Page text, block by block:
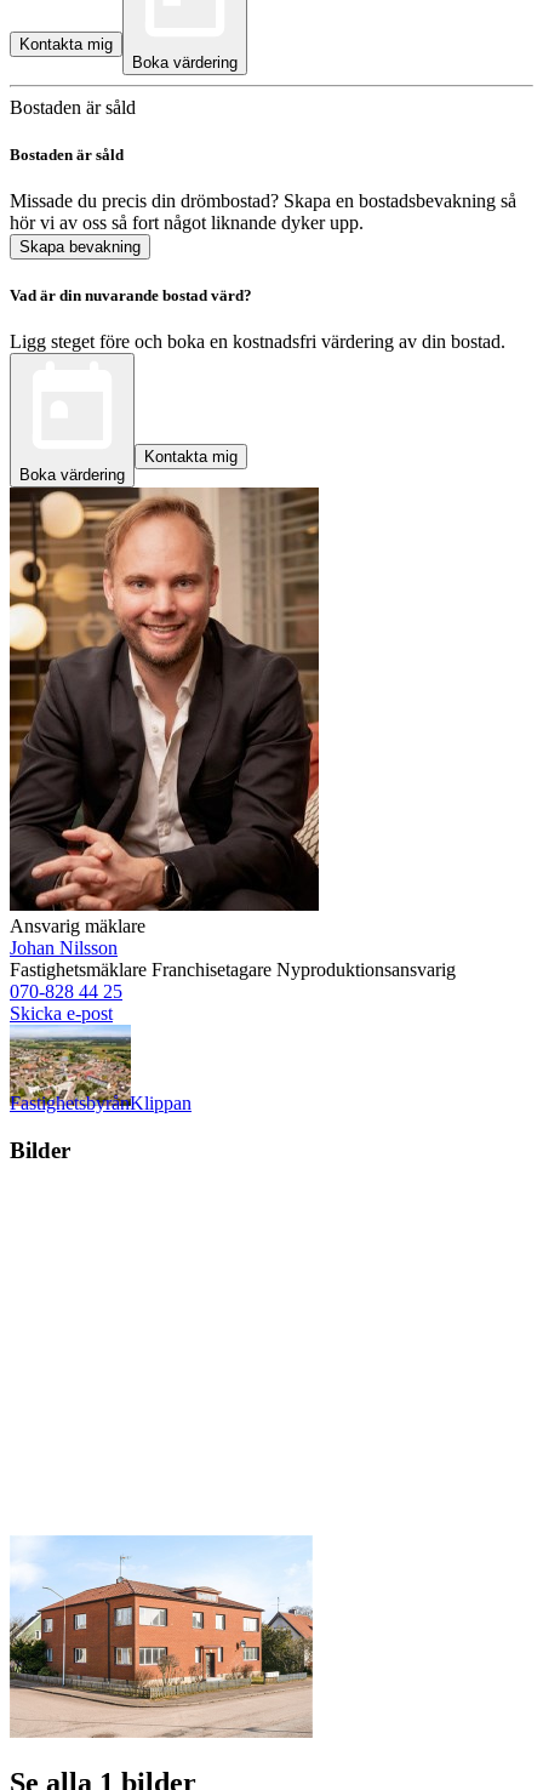
Kontakta mig
Boka värdering
Bostaden är såld
Bostaden är såld
Missade du precis din drömbostad? Skapa en bostadsbevakning så
hör vi av oss så fort något liknande dyker upp.
Skapa bevakning
Vad är din nuvarande bostad värd?
Ligg steget före och boka en kostnadsfri värdering av din bostad.
Boka värdering
Kontakta mig
Ansvarig mäklare
Johan Nilsson
Fastighetsmäklare Franchisetagare Nyproduktionsansvarig
070-828 44 25
Skicka e-post
FastighetsbyrånKlippan
Bilder
Se alla 1 bilder